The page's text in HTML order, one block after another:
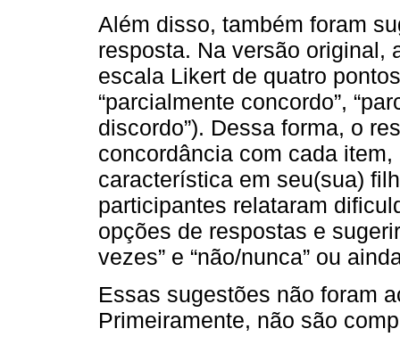
Além disso, também foram
resposta. Na versão original,
escala Likert de quatro
“parcialmente concordo”,
discordo”). Dessa forma, o
concordância com cada
característica em seu(sua)
participantes relataram
opções de respostas e
vezes” e “não/nunca” ou
Essas sugestões não foram
Primeiramente, não são